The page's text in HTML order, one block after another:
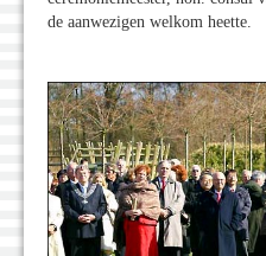
de aanwezigen welkom heette.